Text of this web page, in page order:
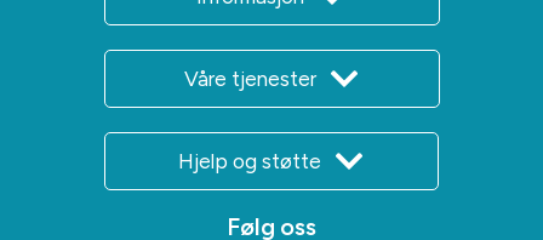
Våre tjenester
Hjelp og støtte
Følg oss